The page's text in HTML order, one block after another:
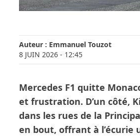
Auteur : Emmanuel Touzot
8 JUIN 2026 - 12:45
Mercedes F1 quitte
et frustration. D’un côté,
dans les rues de la
en bout, offrant à l’écurie